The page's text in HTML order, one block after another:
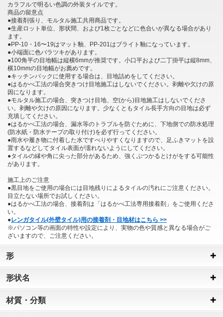
カラフルで明るい色調の外装タイルです。
商品の留意点
●接着剤張り、モルタル施工共用商品です。
●生産ロット単位、形状間、および1枚ごとなどに色合いが異なる場合があり
ます。
●PP‐10・16〜19はマット釉、PP‐201はブライト釉になっています。
●小端面に色バラツキがあります。
●100角平の目地幅は縦横6mmが推奨です。小口平および二丁掛平は縦8mm、
横10mmの目地幅がお薦めです。
●キッチンバックに使用する場合は、目地詰めをしてください。
●はるかべ工法の場合突きつけ目地施工はしないでください。剥離や欠けの原
因になります。
●モルタル施工の場合、突きつけ目地、空(から)目地施工はしないでくださ
い。剥離や欠けの原因になります。少なくともタイル長手方向の目地は必ず
充填してください。
●はるかべ工法の場合、漏水等のトラブルを防ぐために、下地側での防水処理
(防水紙・防水テープの取り付け)を必ず行ってください。
●雨水や履き物に付着した水ですべりやすくなりますので、足ふきマットを設
置するなどしてタイル表面が濡れないようにしてください。
●タイルの縁や角に尖った部分があるため、強くぶつかるとけがをする可能性
があります。
施工上のご注意
●黒目地をご使用の場合には目地残りによるタイルの汚れにご注意ください。
目立たない場所でお試しください。
●はるかべ工法の場合、接着剤は「はるかべ工法専用接着剤」をご使用くださ
い。
●レンガタイル(外壁タイル)用の接着剤・目地材はこちら >>
※パソコン等の画面の特性や設定により、実物の色や質感と異なる場合がご
ざいますので、ご注意ください。
形
形状名
材質・分類